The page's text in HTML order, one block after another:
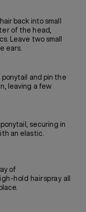
back into small
of the head,
Leave two small
ears.
and pin the
leaving a few
securing in
an elastic.
of
hold hairspray all